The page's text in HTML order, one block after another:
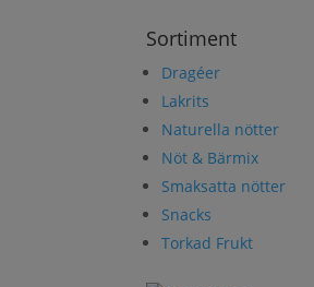
Sortiment
Dragéer
Lakrits
Naturella nötter
Nöt & Bärmix
Smaksatta nötter
Snacks
Torkad Frukt